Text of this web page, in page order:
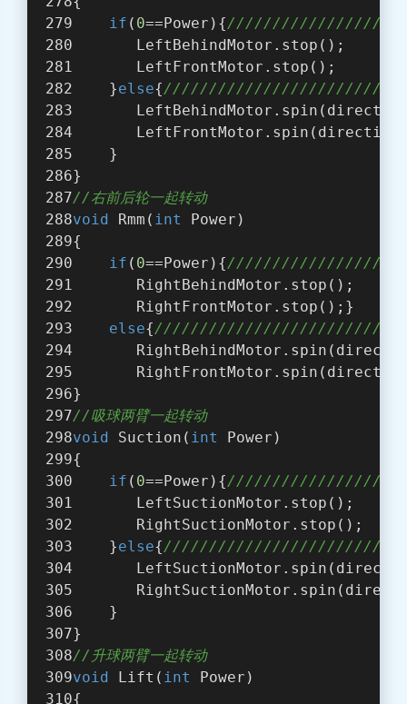
if ( 0==Power){
       LeftBehindMotor.stop();
       LeftFrontMotor.stop();
    }
else{
    }
}
//右前后轮一起转动
void
Rmm( int
Power)
{
if ( 0==Power){
       RightBehindMotor.stop();
       RightFrontMotor.stop();}
else{
}
//吸球两臂一起转动
void
Suction( int
Power)
{
if ( 0==Power){
       LeftSuctionMotor.stop();
       RightSuctionMotor.stop();
    }
else{
    }
}
//升球两臂一起转动
void
Lift( int
Power)
{